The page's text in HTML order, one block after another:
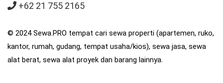
+62 21 755 2165
© 2024 Sewa.PRO tempat cari sewa properti (apartemen, ruko,
kantor, rumah, gudang, tempat usaha/kios), sewa jasa, sewa
alat berat, sewa alat proyek dan barang lainnya.